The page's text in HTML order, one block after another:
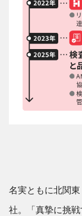
名実ともに北関
社。「真摯に挑